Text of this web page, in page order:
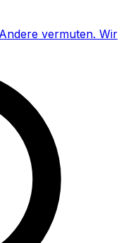
Andere vermuten. Wir